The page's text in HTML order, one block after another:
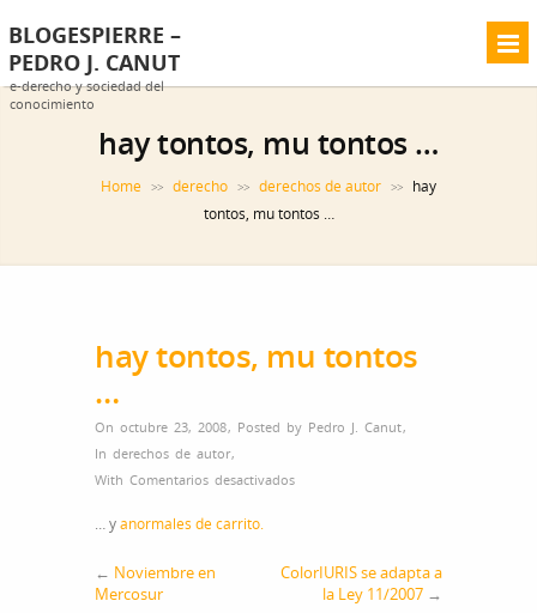
BLOGESPIERRE –
PEDRO J. CANUT
e-derecho y sociedad del
conocimiento
hay tontos, mu tontos …
Home >> derecho >> derechos de autor >>
hay
tontos, mu tontos …
hay tontos, mu tontos
…
On octubre 23, 2008, Posted by Pedro J. Canut,
In derechos de autor,
With Comentarios desactivadosen
tontos
… yanormales de carrito.
← Noviembre en
Mercosur
ColorIURIS se adapta a
la Ley 11/2007 →